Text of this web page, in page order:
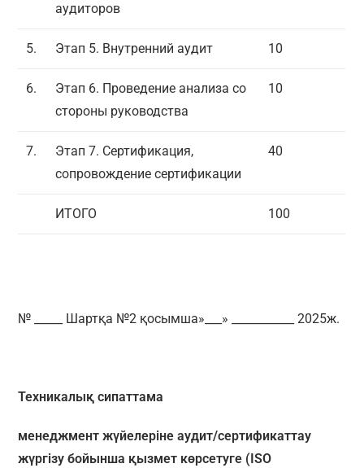
аудиторов
5. Этап 5. Внутренний аудит 10
6.
Этап 6. Проведение анализа со
стороны руководства
10
7.
Этап 7. Сертификация,
сопровождение сертификации
40
ИТОГО 100
№ _____ Шартқа №2 қосымша»___» ___________ 2025ж.
Техникалық сипаттама
менеджмент жүйелеріне аудит/сертификаттау
жүргізу бойынша қызмет көрсетуге (ISO